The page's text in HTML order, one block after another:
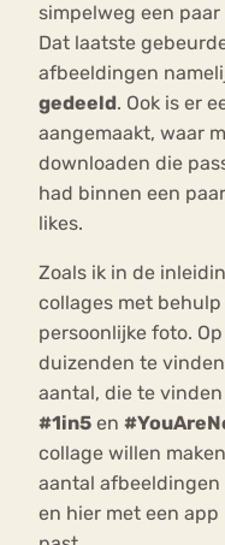
simpelweg een
Dat laatste
afbeeldingen
gedeeld. Ook is er
aangemaakt, waar
downloaden die
had binnen een
likes.
Zoals ik in de
collages met
persoonlijke foto.
duizenden te
aantal, die te
#1in5 en
collage willen
aantal afbeeldingen
en hier met een